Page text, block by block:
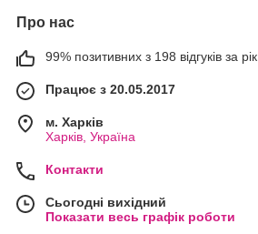
Про нас
99% позитивних з 198 відгуків за рік
Працює з 20.05.2017
м. Харків
Харків, Україна
Контакти
Сьогодні вихідний
Показати весь графік роботи